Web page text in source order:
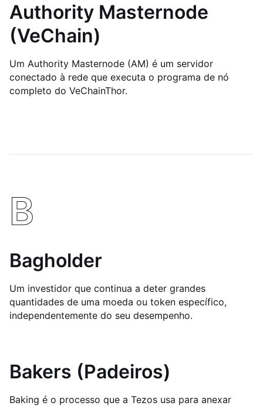
Authority Masternode
(VeChain)
Um Authority Masternode (AM) é um servidor
conectado à rede que executa o programa de nó
completo do VeChainThor.
B
Bagholder
Um investidor que continua a deter grandes
quantidades de uma moeda ou token específico,
independentemente do seu desempenho.
Bakers (Padeiros)
Baking é o processo que a Tezos usa para anexar